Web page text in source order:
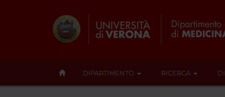
DIPARTIMENTO RICERCA